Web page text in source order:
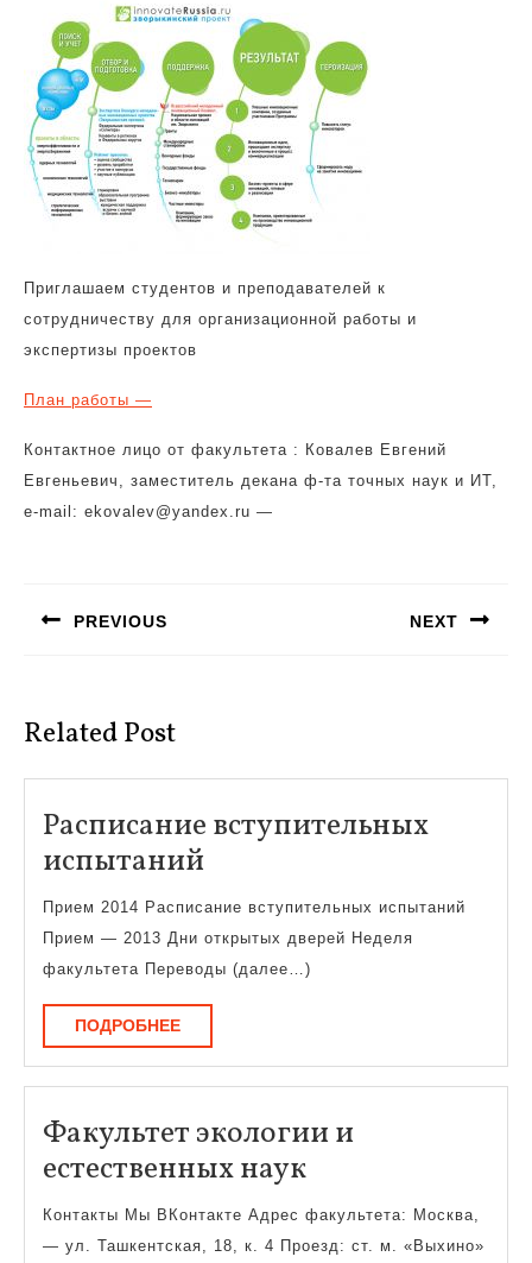
Приглашаем студентов и преподавателей к
сотрудничеству для организационной работы и
экспертизы проектов
План работы —
Контактное лицо от факультета : Ковалев Евгений
Евгеньевич, заместитель декана ф-та точных наук и ИТ,
e-mail: ekovalev@yandex.ru —
записям
PREVIOUS NEXT
Related Post
Расписание вступительных
испытаний
вступительных
испытаний
Прием 2014 Расписание вступительных испытаний
Прием — 2013 Дни открытых дверей Неделя
факультета Переводы (далее…)
ПОДРОБНЕЕПОДРОБНЕЕ
Факультет экологии и
естественных наукФакультет
экологии
и
Контакты Мы ВКонтакте Адрес факультета: Москва,
— ул. Ташкентская, 18, к. 4 Проезд: ст. м. «Выхино»